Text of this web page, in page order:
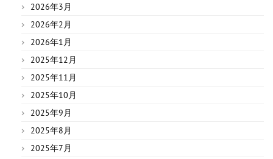
2026年3月
2026年2月
2026年1月
2025年12月
2025年11月
2025年10月
2025年9月
2025年8月
2025年7月